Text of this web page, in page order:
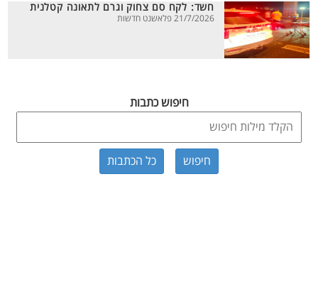
חשד: לקח סם צחוק וגרם לתאונה קטלנית
21/7/2026 פלאשנט חדשות
חיפוש כתבות
כל הכתבות